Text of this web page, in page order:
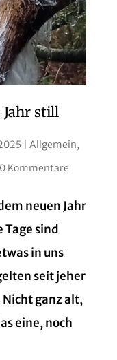
Jahr still
| Allgemein,
0 Kommentare
neuen Jahr
Tage sind
in uns
seit jeher
ganz alt,
eine, noch